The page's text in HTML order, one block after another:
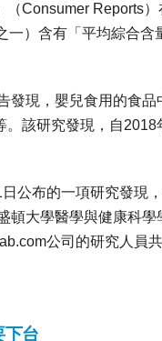
Consumer Reports
一）含有「平均綜合
發現，嬰兒食用的食
該研究發現，自
公布的一項研究發現
頓大學醫學與健康科
公司的研究人員共
下台